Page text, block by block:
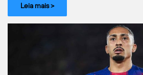
Leia mais >